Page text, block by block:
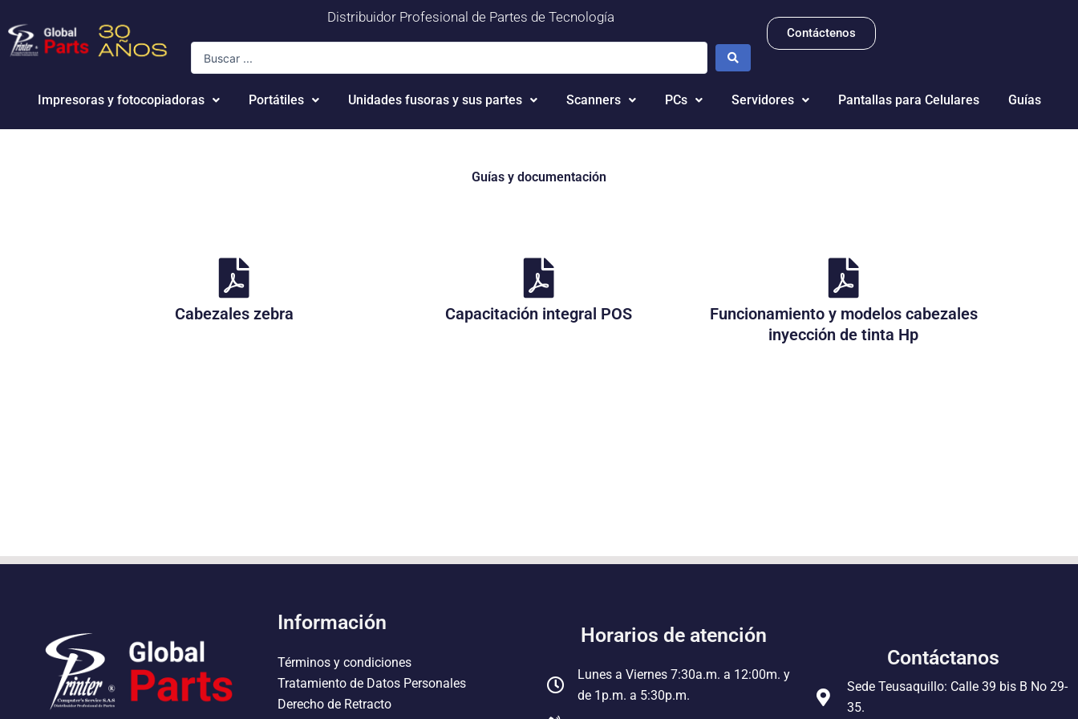
al
contenido
Distribuidor Profesional de Partes de Tecnología
Search
Contáctenos
Impresoras y fotocopiadoras Portátiles Unidades fusoras y sus partes Scanners PCs Servidores Pantallas para Celulares Guías
Guías y documentación
Cabezales zebra Capacitación integral POS
Funcionamiento y modelos cabezales
inyección de tinta Hp
Información
Términos y condiciones
Tratamiento de Datos Personales
Derecho de Retracto
Horarios de atención
Lunes a Viernes 7:30a.m. a 12:00m. y
de 1p.m. a 5:30p.m.
Contáctanos
Sede Teusaquillo: Calle 39 bis B No 29-
35.